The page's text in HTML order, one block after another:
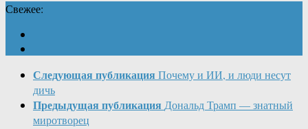
Свежее:
Следующая публикация Почему и ИИ, и люди несут
дичь
Предыдущая публикация Дональд Трамп — знатный
миротворец